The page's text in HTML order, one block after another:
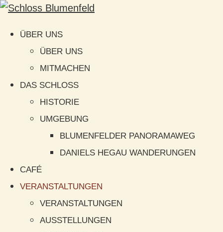
ÜBER UNS
ÜBER UNS
MITMACHEN
DAS SCHLOSS
HISTORIE
UMGEBUNG
BLUMENFELDER PANORAMAWEG
DANIELS HEGAU WANDERUNGEN
CAFÉ
VERANSTALTUNGEN
VERANSTALTUNGEN
AUSSTELLUNGEN